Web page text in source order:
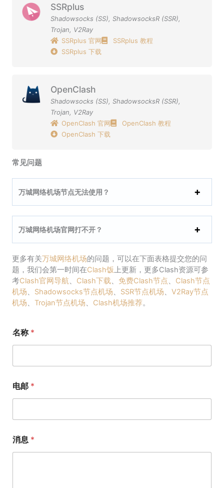
SSRplus
Shadowsocks (SS), ShadowsocksR (SSR),
Trojan, V2Ray
SSRplus 官网
SSRplus 教程
SSRplus 下载
OpenClash
Shadowsocks (SS), ShadowsocksR (SSR),
Trojan, V2Ray
OpenClash 官网
OpenClash 教程
OpenClash 下载
常见问题
万城网络机场节点无法使用？
万城网络机场官网打不开？
更多有关万城网络机场的问题，可以在下面表格提交您的问
题，我们会第一时间在Clash饭上更新，更多Clash资源可参
考Clash官网导航、 Clash下载、 免费Clash节点、 Clash节点
机场、 Shadowsocks节点机场、 SSR节点机场、 V2Ray节点
机场、 Trojan节点机场、 Clash机场推荐。
名称 *
电邮 *
消息 *